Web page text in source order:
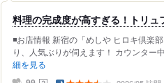
料理の完成度が高すぎる！トリ
◾️お店情報 新宿の「めしや ヒロキ倶楽
り、人気ぶりが伺えます！ カウンター
細を見る